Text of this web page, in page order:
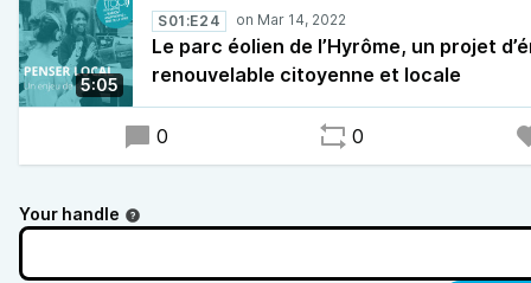
a aussi été soutenu par le département Mauges
Énergie Partagée, une association qui accompagne et
projets d’énergie renouvelable dans toute la France.
5:05
S01:E24
Le parc éolien de l’Hyrôme, un projet
renouvelable citoyenne et locale
0 0
Your handle